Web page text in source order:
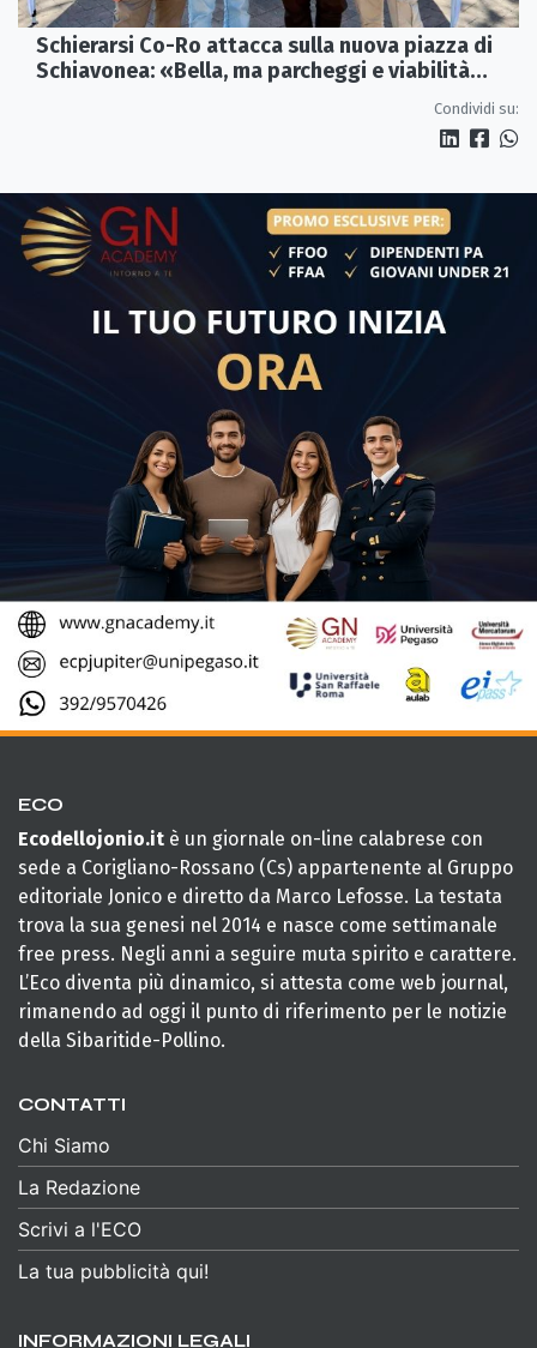
Schierarsi Co-Ro attacca sulla nuova piazza di
Schiavonea: «Bella, ma parcheggi e viabilità
Condividi su:
ECO
Ecodellojonio.it è un giornale on-line calabrese con
sede a Corigliano-Rossano (Cs) appartenente al Gruppo
editoriale Jonico e diretto da Marco Lefosse. La testata
trova la sua genesi nel 2014 e nasce come settimanale
free press. Negli anni a seguire muta spirito e carattere.
L’Eco diventa più dinamico, si attesta come web journal,
rimanendo ad oggi il punto di riferimento per le notizie
della Sibaritide-Pollino.
CONTATTI
Chi Siamo
La Redazione
Scrivi a l'ECO
La tua pubblicità qui!
INFORMAZIONI LEGALI